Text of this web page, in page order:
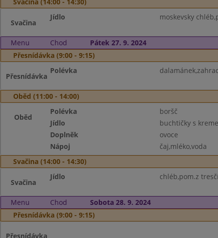
Svačina
Jídlo moskevsky
Menu Chod
Pátek 27. 9. 2024
Přesnídávka (9:00 - 9:15)
Přesnídávka
Polévka
Oběd (11:00 - 14:00)
Oběd
Polévka
boršč
Jídlo
buchtičky s
Doplněk
ovoce
Nápoj
čaj,mléko,voda
Svačina (14:00 - 14:30)
Svačina
Jídlo chléb,pom.z
Menu Chod
Sobota 28. 9. 2024
Přesnídávka (9:00 - 9:15)
Přesnídávka